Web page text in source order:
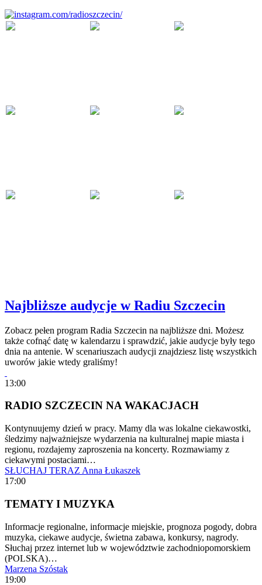
Najbliższe audycje w Radiu Szczecin
Zobacz pełen program Radia Szczecin na najbliższe dni. Możesz
także cofnąć datę w kalendarzu i sprawdzić, jakie audycje były tego
dnia na antenie. W scenariuszach audycji znajdziesz listę wszystkich
uworów jakie wtedy graliśmy!
13:00
RADIO SZCZECIN NA WAKACJACH
Kontynuujemy dzień w pracy. Mamy dla was lokalne ciekawostki,
śledzimy najważniejsze wydarzenia na kulturalnej mapie miasta i
regionu, rozdajemy zaproszenia na koncerty. Rozmawiamy z
ciekawymi postaciami…
SŁUCHAJ TERAZ Anna Łukaszek
17:00
TEMATY I MUZYKA
Informacje regionalne, informacje miejskie, prognoza pogody, dobra
muzyka, ciekawe audycje, świetna zabawa, konkursy, nagrody.
Słuchaj przez internet lub w województwie zachodniopomorskiem
(POLSKA)…
Marzena Szóstak
19:00